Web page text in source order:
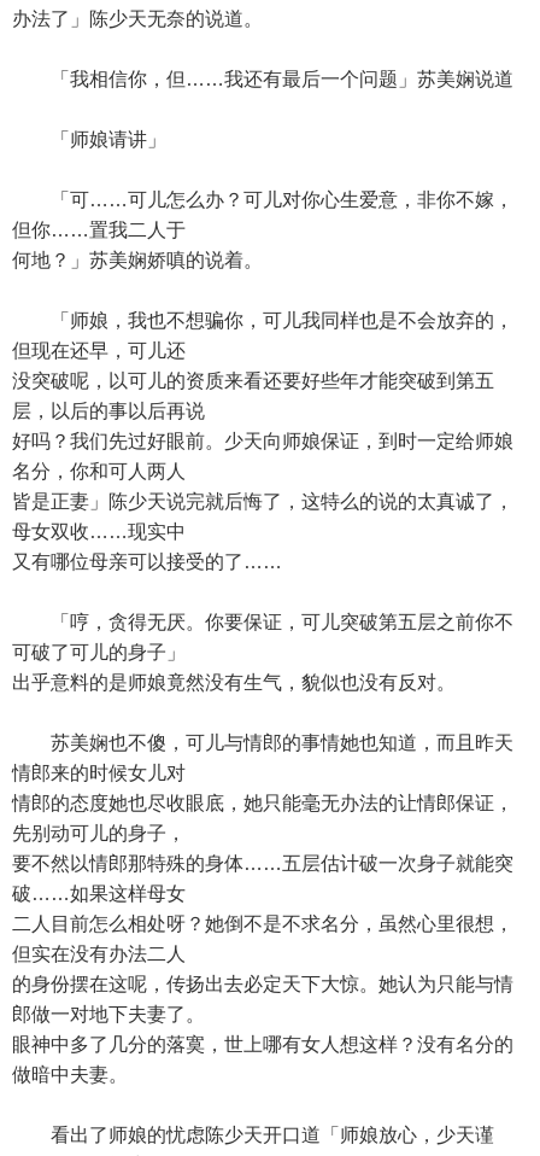
办法了」陈少天无奈的说道。
「我相信你，但……我还有最后一个问题」苏美娴说道
「师娘请讲」
「可……可儿怎么办？可儿对你心生爱意，非你不嫁，
但你……置我二人于
何地？」苏美娴娇嗔的说着。
「师娘，我也不想骗你，可儿我同样也是不会放弃的，
但现在还早，可儿还
没突破呢，以可儿的资质来看还要好些年才能突破到第五
层，以后的事以后再说
好吗？我们先过好眼前。少天向师娘保证，到时一定给师娘
名分，你和可人两人
皆是正妻」陈少天说完就后悔了，这特么的说的太真诚了，
母女双收……现实中
又有哪位母亲可以接受的了……
「哼，贪得无厌。你要保证，可儿突破第五层之前你不
可破了可儿的身子」
出乎意料的是师娘竟然没有生气，貌似也没有反对。
苏美娴也不傻，可儿与情郎的事情她也知道，而且昨天
情郎来的时候女儿对
情郎的态度她也尽收眼底，她只能毫无办法的让情郎保证，
先别动可儿的身子，
要不然以情郎那特殊的身体……五层估计破一次身子就能突
破……如果这样母女
二人目前怎么相处呀？她倒不是不求名分，虽然心里很想，
但实在没有办法二人
的身份摆在这呢，传扬出去必定天下大惊。她认为只能与情
郎做一对地下夫妻了。
眼神中多了几分的落寞，世上哪有女人想这样？没有名分的
做暗中夫妻。
看出了师娘的忧虑陈少天开口道「师娘放心，少天谨